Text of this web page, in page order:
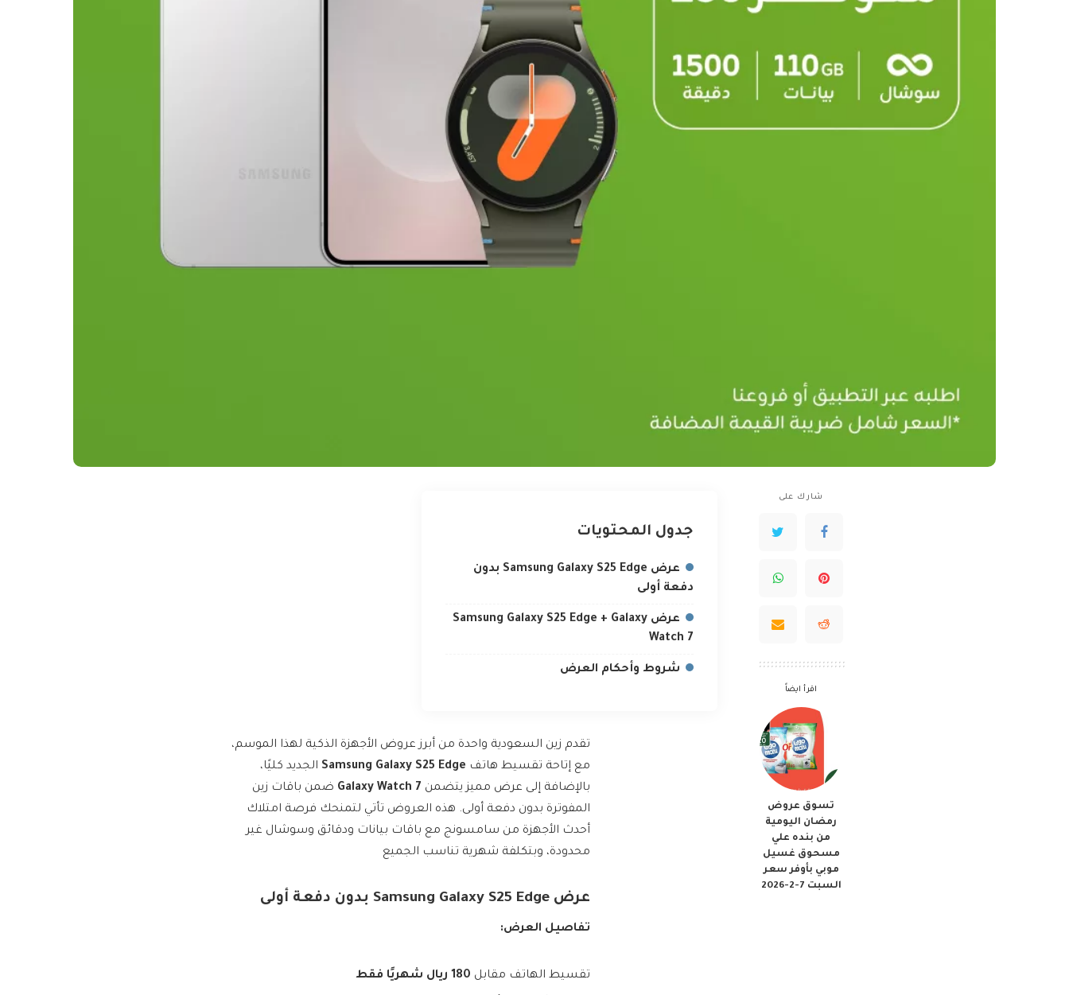
شارك على
اقرأ ايضاً
تسوق عروض
رمضان اليومية
من بنده علي
مسحوق غسيل
موبي بأوفر سعر
السبت 7-2-2026
جدول المحتويات
عرض Samsung Galaxy S25 Edge بدون
دفعة أولى
عرض Samsung Galaxy S25 Edge + Galaxy
Watch 7
شروط وأحكام العرض
تقدم زين السعودية واحدة من أبرز عروض الأجهزة الذكية لهذا الموسم،
مع إتاحة تقسيط هاتف Samsung Galaxy S25 Edge الجديد كليًا،
بالإضافة إلى عرض مميز يتضمن Galaxy Watch 7 ضمن باقات زين
المفوترة بدون دفعة أولى. هذه العروض تأتي لتمنحك فرصة امتلاك
أحدث الأجهزة من سامسونج مع باقات بيانات ودقائق وسوشال غير
محدودة، وبتكلفة شهرية تناسب الجميع
عرض Samsung Galaxy S25 Edge بدون دفعة أولى
تفاصيل العرض:
تقسيط الهاتف مقابل 180 ريال شهريًا فقط